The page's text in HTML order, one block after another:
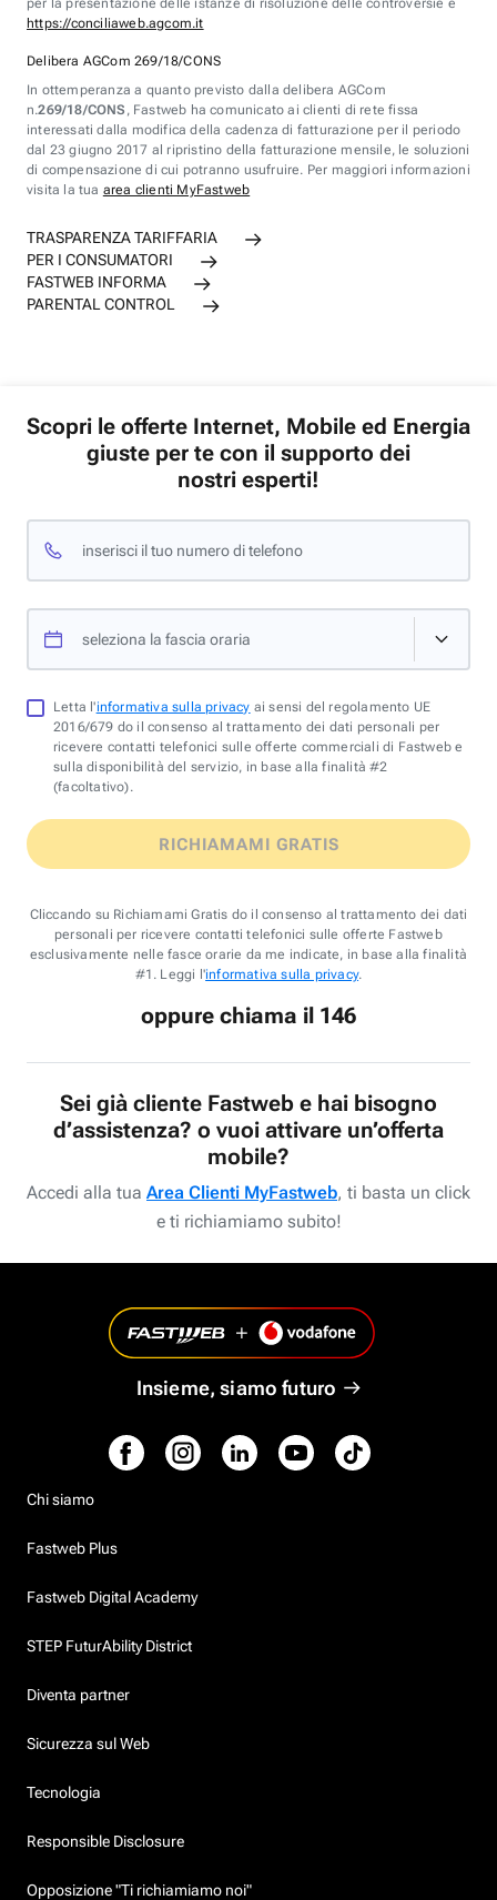
per la presentazione delle istanze di risoluzione delle controversie è
https://conciliaweb.agcom.it
Delibera AGCom 269/18/CONS
In ottemperanza a quanto previsto dalla delibera AGCom
n.269/18/CONS , Fastweb ha comunicato ai clienti di rete fissa
interessati dalla modifica della cadenza di fatturazione per il periodo
dal 23 giugno 2017 al ripristino della fatturazione mensile, le soluzioni
di compensazione di cui potranno usufruire. Per maggiori informazioni
visita la tua area clienti MyFastweb
TRASPARENZA TARIFFARIA
PER I CONSUMATORI
FASTWEB INFORMA
PARENTAL CONTROL
Scopri le offerte Internet, Mobile ed Energia
giuste per te con il supporto dei
nostri esperti!
inserisci il tuo numero di telefono
seleziona la fascia oraria
Letta l'informativa sulla privacy ai sensi del regolamento UE
2016/679 do il consenso al trattamento dei dati personali per
ricevere contatti telefonici sulle offerte commerciali di Fastweb e
sulla disponibilità del servizio, in base alla finalità #2
(facoltativo).
RICHIAMAMI GRATIS
Cliccando su Richiamami Gratis do il consenso al trattamento dei dati
personali per ricevere contatti telefonici sulle offerte Fastweb
esclusivamente nelle fasce orarie da me indicate, in base alla finalità
#1. Leggi l'informativa sulla privacy.
oppure chiama il 146
Sei già cliente Fastweb e hai bisogno
d’assistenza? o vuoi attivare un’offerta
mobile?
Accedi alla tua Area Clienti MyFastweb, ti basta un click
e ti richiamiamo subito!
Insieme, siamo futuro
Chi siamo
Fastweb Plus
Fastweb Digital Academy
STEP FuturAbility District
Diventa partner
Sicurezza sul Web
Tecnologia
Responsible Disclosure
Opposizione "Ti richiamiamo noi"